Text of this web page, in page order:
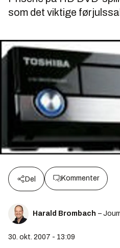
som det viktige
Del Kommenter
Harald Brombach –
30. okt. 2007 - 13:09